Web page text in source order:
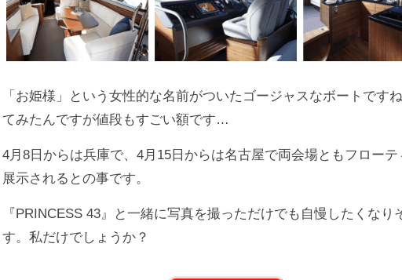
「お姫様」という女性的な名前がついたゴージャスなボートです
てみたんですが値段もすごい額です…
4月8日からは兵庫で、4月15日からは名古屋で両会場ともフローテ
展示されるとの事です。
『PRINCESS 43』と一緒に写真を撮っただけでも自慢したくなり
す。私だけでしょうか？